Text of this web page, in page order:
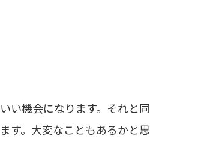
い機会になります。それと同
す。大変なこともあるかと思